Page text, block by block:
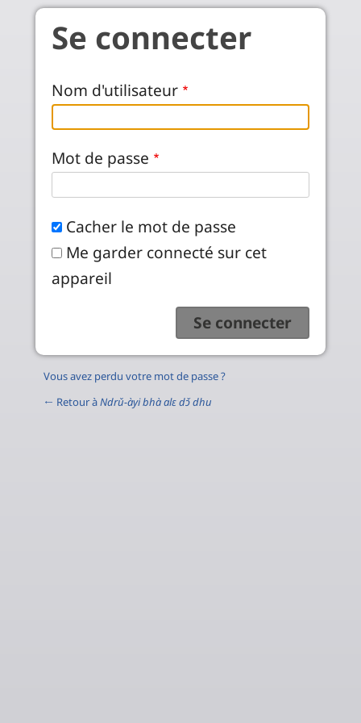
Aller au contenu principal
Se connecter
Nom d'utilisateur
Mot de passe
Cacher le mot de passe
Me garder connecté sur cet
appareil
Vous avez perdu votre mot de passe ?
← Retour àNdrǔ-àyi bhà alɛ dɔ̌ dhu